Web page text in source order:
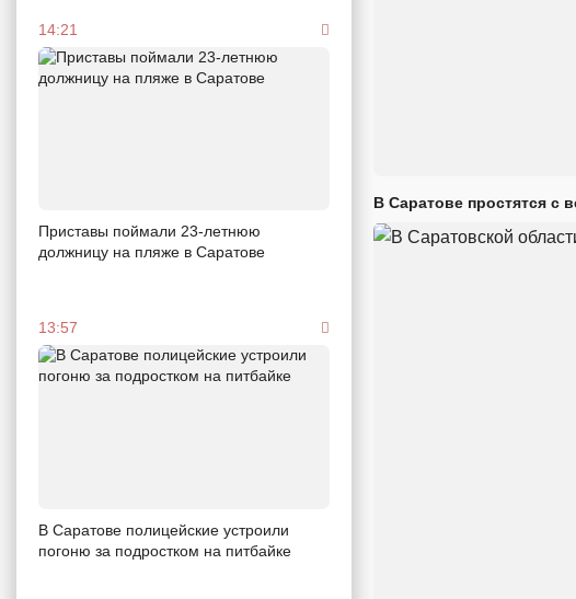
14:21
Приставы поймали 23-летнюю
должницу на пляже в Саратове
13:57
В Саратове полицейские устроили
погоню за подростком на питбайке
В Саратове простятся с